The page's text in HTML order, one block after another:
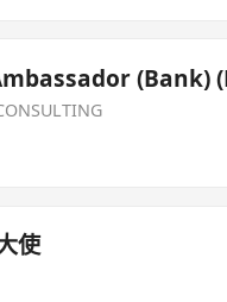
(Bank)
使